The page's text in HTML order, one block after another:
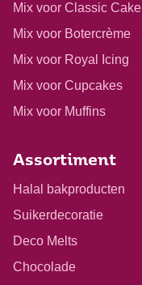
Mix voor Classic Cake
Mix voor Botercrème
Mix voor Royal Icing
Mix voor Cupcakes
Mix voor Muffins
Assortiment
Halal bakproducten
Suikerdecoratie
Deco Melts
Chocolade